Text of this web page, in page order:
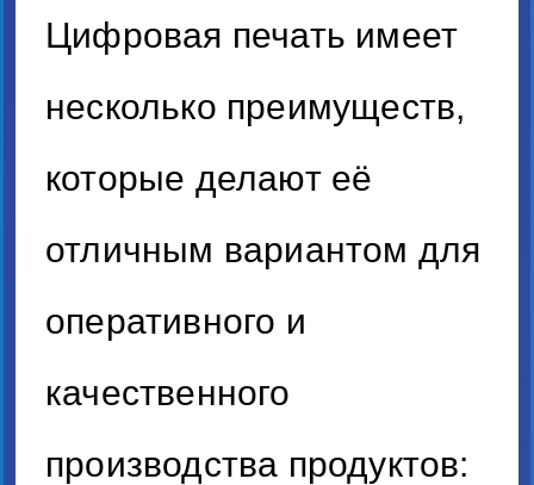
Цифровая печать имеет
несколько преимуществ,
которые делают её
отличным вариантом для
оперативного и
качественного
производства продуктов: